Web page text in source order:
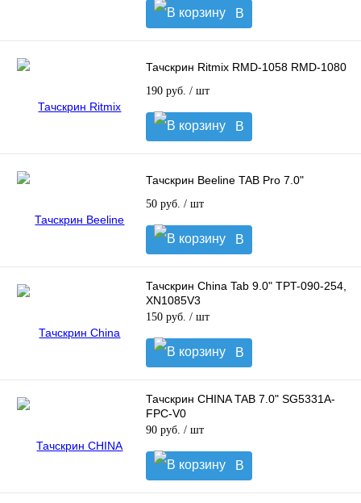
В
корзину
Тачскрин Ritmix RMD-1058 RMD-1080
190 руб. / шт
В
корзину
Тачскрин Beeline TAB Pro 7.0"
50 руб. / шт
В
корзину
Тачскрин China Tab 9.0" TPT-090-254,
XN1085V3
150 руб. / шт
В
корзину
Тачскрин CHINA TAB 7.0" SG5331A-
FPC-V0
90 руб. / шт
В
корзину